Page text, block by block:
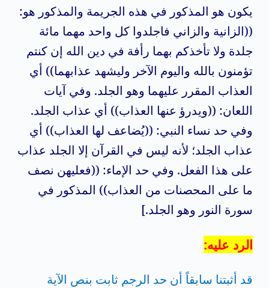
يكون هو المذكور في هذه الجريمة والمذكور هو:
((الزانية والزاني فاجلدوا كل واحد مهما مائة
جلدة ولا تأخذكم بهما رأفة في دين الله إن كنتم
تؤمنون بالله واليوم الآخر وليشهد عذابهما)) أي
العذاب المقرر عليهما وهو الجلد. وفي آيات
اللعان: ((ويدرؤ عنها العذاب)) أي عذاب الجلد.
وفي حد نساء النبي: ((يُضاعف لها العذاب)) أي
عذاب الجلد؛ لأنه ليس في القرآن إلا الجلد عذاب
على هذا الفعل. وفي حد الإماء: ((فعليهن نصف
ما على المحصنات من العذاب)) المذكور في
سورة النور وهو الجلد.]
الرد عليه:
قد أثبتنا سابقاً أن حد الرجم ثابت بنص الآية